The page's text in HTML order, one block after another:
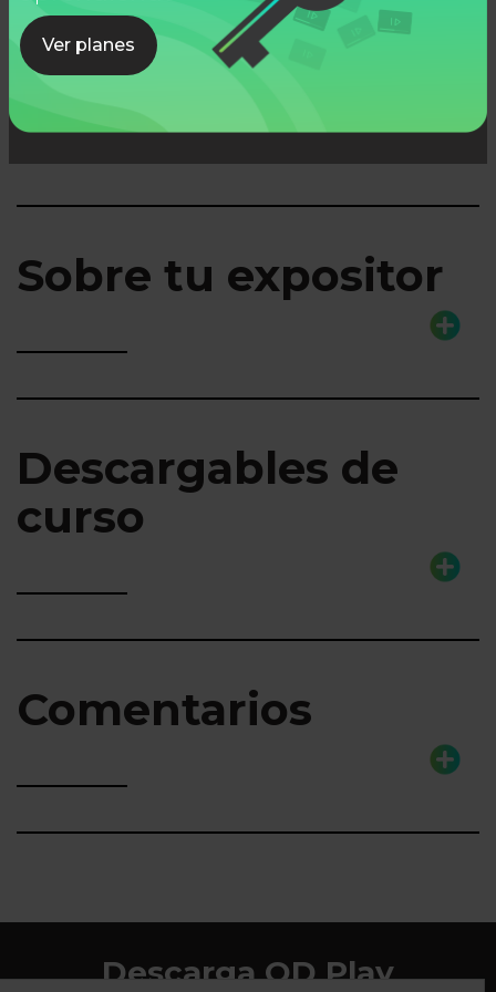
Ver planes
Lo que aprenderás
Sobre tu expositor
Descargables de
curso
Comentarios
Descarga QD Play